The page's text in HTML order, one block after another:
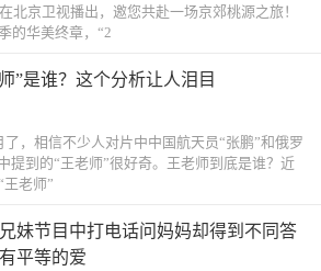
北京卫视播出，邀您共赴一场京郊桃源之旅！
的华美终章，“2
”是谁？这个分析让人泪目
了，相信不少人对片中中国航天员“张鹏”和俄罗
提到的“王老师”很好奇。王老师到底是谁？近
王老师”
妹节目中打电话问妈妈却得到不同答
平等的爱